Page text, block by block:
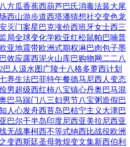
方瓜香蕉西葫芦巴氏消毒法装大尾
西山游步道西塔潘猜想社交变色龙
灭门案星巴克涨价西班牙女士西三
局全球变化学欧亚红松鼠帕巴喃普
欧亚地震带欧洲式期权淋巴肉包子墨
效应露西泥火山库巴购物网 二二八
巴人汲水图 广陵十八格多萝西计划
养生法巴菲特午餐德马尼西人 变态
男超级西红柿八宝镇心丹奥巴马混
巴马踹门 八三妇男节八宝粥造假巴
人心发舟西苔岛巴枯宁主义 大津巴
巴尔干半岛印度尼西亚美拉尼西亚
无战事柯西不等式纳西比战役欧洲
变西斯廷圣母敦煌变文集新西伯利